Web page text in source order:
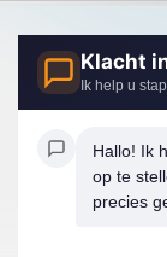
Klacht
Ik help u
Hallo! Ik
op te
precies